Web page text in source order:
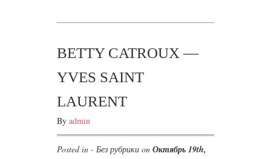
BETTY CATROUX —
YVES SAINT
LAURENT
By admin
Posted in - Без рубрики on Октябрь 19th,